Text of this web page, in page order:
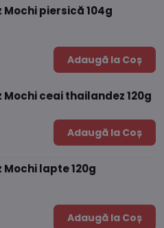
piersică 104g
Adaugă la Coș
ceai thailandez 120g
Adaugă la Coș
lapte 120g
Adaugă la Coș